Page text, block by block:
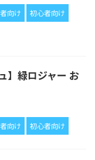
向け
初心者向け
】緑ロジャー お
向け 初心者向け